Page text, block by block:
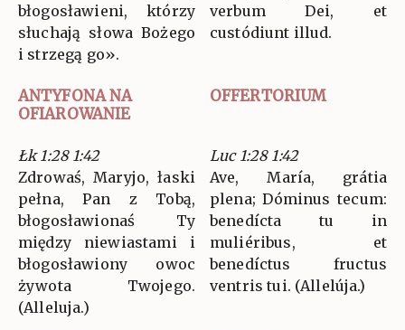
błogosławieni, którzy
słuchają słowa Bożego
i strzegą go».
verbum Dei, et
custódiunt illud.
ANTYFONA NA
OFIAROWANIE
OFFERTORIUM
Łk 1:28 1:42
Zdrowaś, Maryjo, łaski
pełna, Pan z Tobą,
błogosławionaś Ty
między niewiastami i
błogosławiony owoc
żywota Twojego.
(Alleluja.)
Luc 1:28 1:42
Ave, María, grátia
plena; Dóminus tecum:
benedícta tu in
muliéribus, et
benedíctus fructus
ventris tui. (Allelúja.)